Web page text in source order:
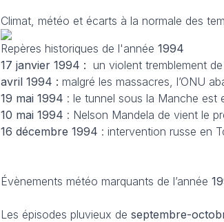
Climat, météo et écarts à la normale des
Repères historiques de l'année 1994
17 janvier 1994 : un violent tremblement
avril 1994 : malgré les massacres, l’ONU
19 mai 1994 : le tunnel sous la Manche est
10 mai 1994 : Nelson Mandela de vient le
16 décembre 1994 : intervention russe en
Évènements météo marquants de l’année
Les épisodes pluvieux de septembre-